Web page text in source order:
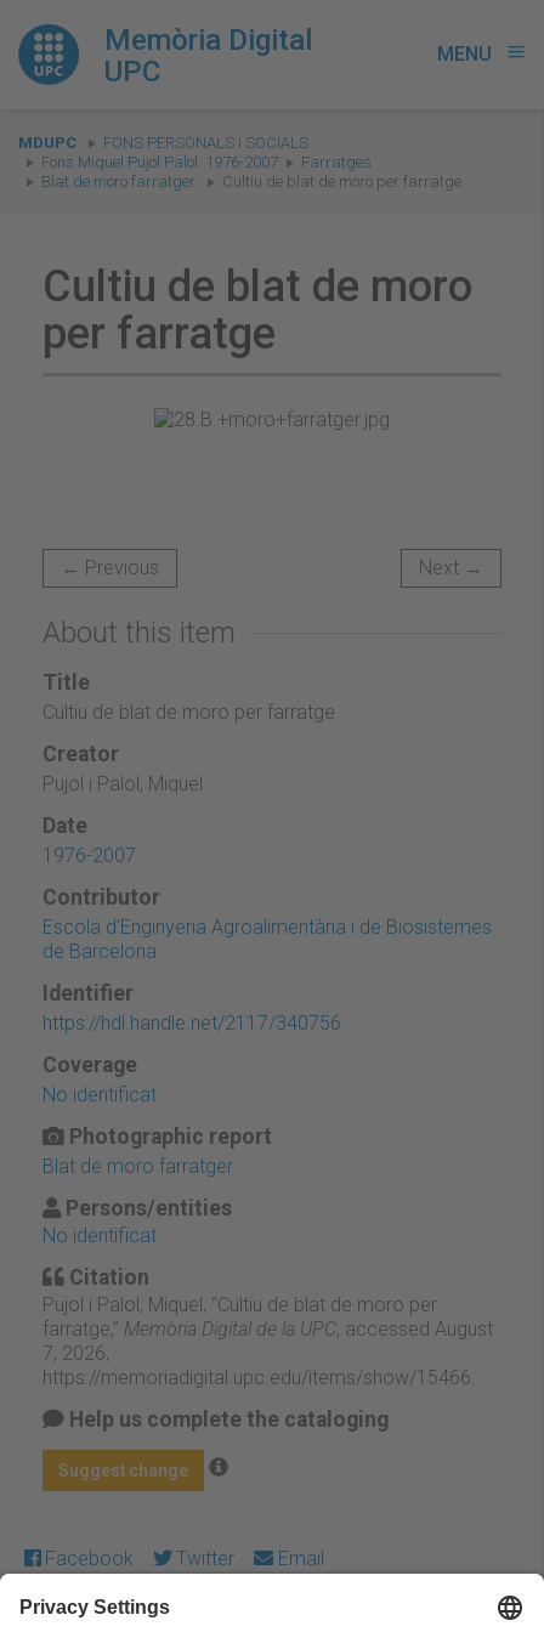
Memòria Digital
UPC
MENU menu
You
are
here:
MDUPC
FONS PERSONALS I SOCIALS
Fons Miquel Pujol Palol. 1976-2007
Farratges
Blat de moro farratger
Cultiu de blat de moro per farratge
Cultiu de blat de moro
per farratge
← Previous Next →
About this item
Title
Cultiu de blat de moro per farratge
Creator
Pujol i Palol, Miquel
Date
1976-2007
Contributor
Escola d'Enginyeria Agroalimentària i de Biosistemes
de Barcelona
Identifier
https://hdl.handle.net/2117/340756
Coverage
No identificat
Photographic report
Blat de moro farratger
Persons/entities
No identificat
Citation
Pujol i Palol, Miquel, “Cultiu de blat de moro per
farratge,” Memòria Digital de la UPC, accessed August
7, 2026,
https://memoriadigital.upc.edu/items/show/15466
Help us complete the cataloging
Suggest change
Facebook Twitter Email